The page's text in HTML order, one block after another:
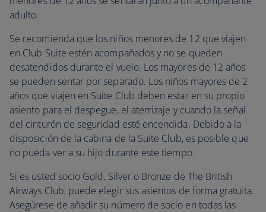
adulto.
Se recomienda que los niños menores de 12 que viajen
en Club Suite estén acompañados y no se queden
desatendidos durante el vuelo. Los mayores de 12 años
se pueden sentar por separado. Los niños mayores de 2
años que viajen en Suite Club deben estar en su propio
asiento para el despegue, el aterrizaje y cuando la señal
del cinturón de seguridad esté encendida. Debido a la
disposición de la cabina de la Suite Club, es posible que
no pueda ver a su hijo durante este tiempo.
Si es usted socio Gold, Silver o Bronze de The British
Airways Club, puede elegir sus asientos de forma gratuita.
Asegúrese de añadir su número de socio en todas las